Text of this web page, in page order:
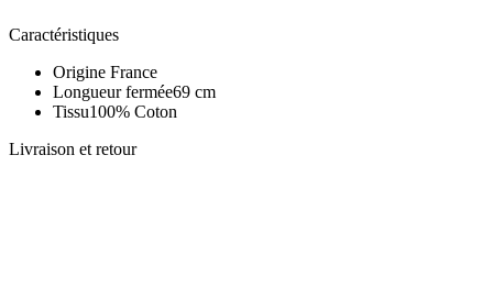
Caractéristiques
Origine France
Longueur fermée69 cm
Tissu100% Coton
Livraison et retour